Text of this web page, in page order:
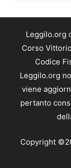
Leggilo.org
Corso
Codice
Leggilo.org
viene
pertanto
Copyright